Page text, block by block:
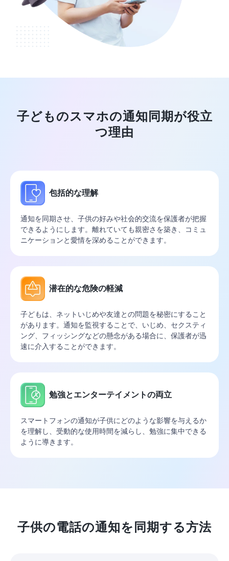
子どものスマホの通知同期が役立
つ理由
包括的な理解
通知を同期させ、子供の好みや社会的交流を保護者が把握
できるようにします。離れていても親密さを築き、コミュ
ニケーションと愛情を深めることができます。
潜在的な危険の軽減
子どもは、ネットいじめや友達との問題を秘密にすること
があります。通知を監視することで、いじめ、セクスティ
ング、フィッシングなどの懸念がある場合に、保護者が迅
速に介入することができます。
勉強とエンターテイメントの両立
スマートフォンの通知が子供にどのような影響を与えるか
を理解し、受動的な使用時間を減らし、勉強に集中できる
ように導きます。
子供の電話の通知を同期する方法